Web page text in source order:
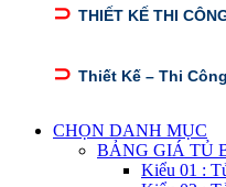
⊃ THIẾT KẾ THI
⊃ Thiết Kế – Thi
CHỌN DANH MỤC
BẢNG GIÁ TỦ
Kiểu 01 :